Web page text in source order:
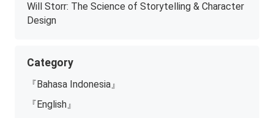
Will Storr: The Science of Storytelling & Character
Design
Category
『Bahasa Indonesia』
『English』